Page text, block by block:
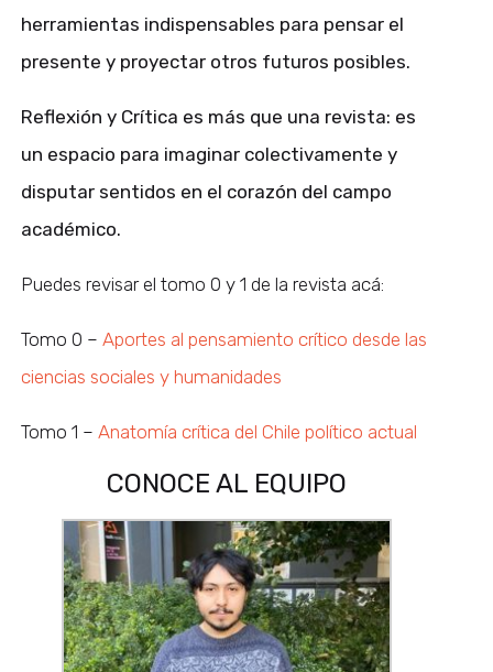
herramientas indispensables para pensar el
presente y proyectar otros futuros posibles.
Reflexión y Crítica es más que una revista: es
un espacio para imaginar colectivamente y
disputar sentidos en el corazón del campo
académico.
Puedes revisar el tomo 0 y 1 de la revista acá:
Tomo 0 –Aportes al pensamiento crítico desde las
ciencias sociales y humanidades
Tomo 1 –Anatomía crítica del Chile político actual
CONOCE AL EQUIPO